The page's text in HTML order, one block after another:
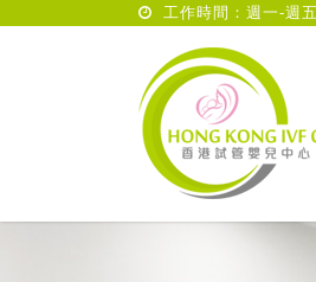
工作時間：週一-週